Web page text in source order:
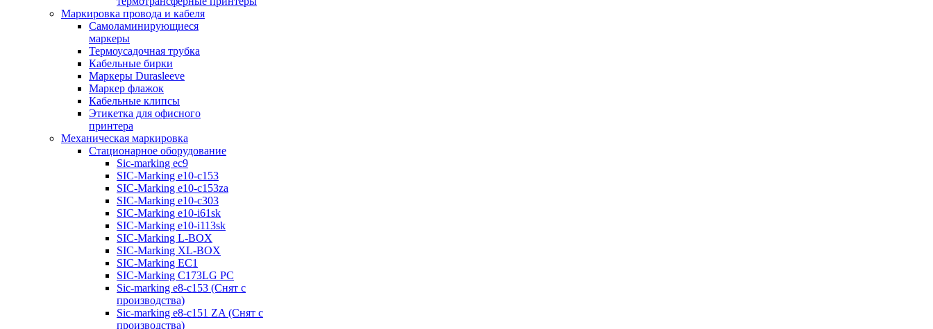
Маркировка провода и кабеля
Самоламинирующиеся
маркеры
Термоусадочная трубка
Кабельные бирки
Маркеры Durasleeve
Маркер флажок
Кабельные клипсы
Этикетка для офисного
принтера
Механическая маркировка
Стационарное оборудование
Sic-marking ec9
SIC-Marking e10-c153
SIC-Marking e10-c153za
SIC-Marking e10-c303
SIC-Marking e10-i61sk
SIC-Marking e10-i113sk
SIC-Marking L-BOX
SIC-Marking XL-BOX
SIC-Marking EC1
SIC-Marking C173LG PC
Sic-marking e8-c153 (Снят с
производства)
Sic-marking e8-c151 ZA (Снят с
производства)